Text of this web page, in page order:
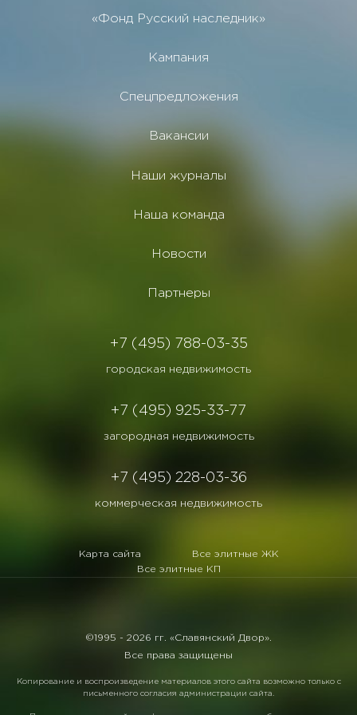
«Фонд Русский наследник»
Кампания
Спецпредложения
Вакансии
Наши журналы
Наша команда
Новости
Партнеры
+7 (495) 788-03-35
городская недвижимость
+7 (495) 925-33-77
загородная недвижимость
+7 (495) 228-03-36
коммерческая недвижимость
Карта сайта
Все элитные ЖК
Все элитные КП
©1995 - 2026 гг. «Славянский Двор».
Все права защищены
Копирование и воспроизведение материалов этого сайта возможно только с
письменного согласия администрации сайта.